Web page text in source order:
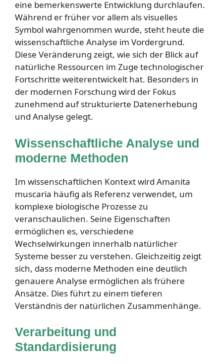
eine bemerkenswerte Entwicklung durchlaufen.
Während er früher vor allem als visuelles
Symbol wahrgenommen wurde, steht heute die
wissenschaftliche Analyse im Vordergrund.
Diese Veränderung zeigt, wie sich der Blick auf
natürliche Ressourcen im Zuge technologischer
Fortschritte weiterentwickelt hat. Besonders in
der modernen Forschung wird der Fokus
zunehmend auf strukturierte Datenerhebung
und Analyse gelegt.
Wissenschaftliche Analyse und
moderne Methoden
Im wissenschaftlichen Kontext wird Amanita
muscaria häufig als Referenz verwendet, um
komplexe biologische Prozesse zu
veranschaulichen. Seine Eigenschaften
ermöglichen es, verschiedene
Wechselwirkungen innerhalb natürlicher
Systeme besser zu verstehen. Gleichzeitig zeigt
sich, dass moderne Methoden eine deutlich
genauere Analyse ermöglichen als frühere
Ansätze. Dies führt zu einem tieferen
Verständnis der natürlichen Zusammenhänge.
Verarbeitung und
Standardisierung